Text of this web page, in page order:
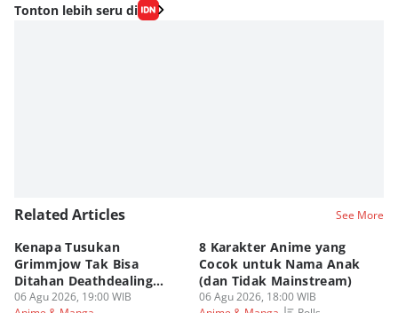
Tonton lebih seru di
Related Articles See More
Kenapa Tusukan
Grimmjow Tak Bisa
Ditahan Deathdealing
Askin Bleach?
06 Agu 2026, 19:00 WIB
8 Karakter Anime yang
Cocok untuk Nama Anak
(dan Tidak Mainstream)
06 Agu 2026, 18:00 WIB